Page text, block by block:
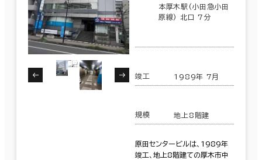
本厚木駅(小田急小田
原線) 北口 7分
竣工 1989年 7月
規模 地上8階建
原田センタービルは、1989年
竣工、地上8階建ての厚木市中
神奈川県 (1,081)
山梨県 (23)
232室(94棟)
この条件で検索する
築年数
建築中
5年以内